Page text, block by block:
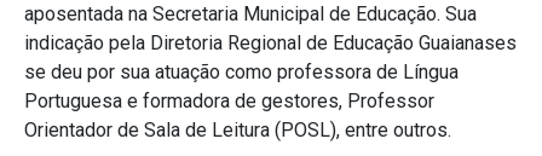
aposentada na Secretaria Municipal de Educação. Sua
indicação pela Diretoria Regional de Educação Guaianases
se deu por sua atuação como professora de Língua
Portuguesa e formadora de gestores, Professor
Orientador de Sala de Leitura (POSL), entre outros.